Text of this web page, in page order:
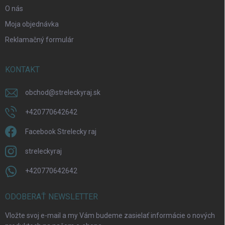
O nás
Moja objednávka
Reklamačný formulár
KONTAKT
obchod@streleckyraj.sk
+420770642642
Facebook Strelecky raj
streleckyraj
+420770642642
ODOBERAŤ NEWSLETTER
Vložte svoj e-mail a my Vám budeme zasielať informácie o nových